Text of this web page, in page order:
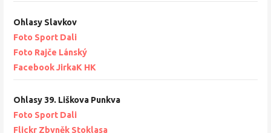
Ohlasy Slavkov
Foto Sport Dali
Foto Rajče Lánský
Facebook JirkaK HK
Ohlasy 39. Liškova Punkva
Foto Sport Dali
Flickr Zbyněk Stoklasa